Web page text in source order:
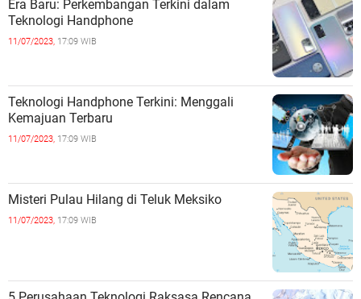
Era Baru: Perkembangan Terkini dalam
Teknologi Handphone
11/07/2023, 17:09 WIB
Teknologi Handphone Terkini: Menggali
Kemajuan Terbaru
11/07/2023, 17:09 WIB
Misteri Pulau Hilang di Teluk Meksiko
11/07/2023, 17:09 WIB